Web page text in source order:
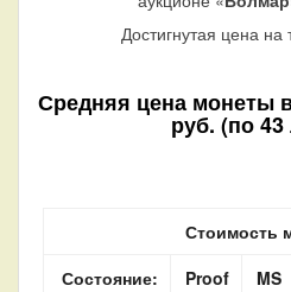
Достигнутая цена на
Средняя цена монеты
руб. (по
Стоимость
Состояние:
Proof MS